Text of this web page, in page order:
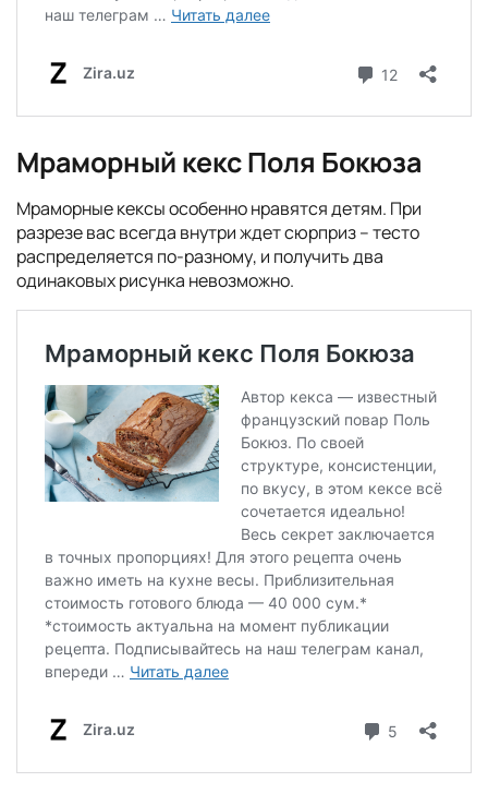
Мраморный кекс Поля Бокюза
Мраморные кексы особенно нравятся детям. При
разрезе вас всегда внутри ждет сюрприз – тесто
распределяется по-разному, и получить два
одинаковых рисунка невозможно.